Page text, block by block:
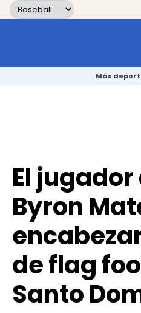
Skip to content
Más
El jugador
Byron
de flag
Santo